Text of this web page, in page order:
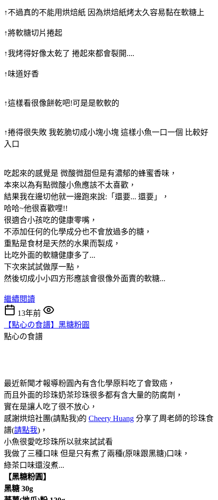
↑不過真的不能用烘焙紙 因為烘焙紙烤太久容易黏在軟糖上
↑將軟糖切片捲起
↑我烤得好像太乾了 捲起來都會裂開....
↑味道好香
↑這樣看很像餅乾吧!可是是軟軟的
↑捲得很失敗 我乾脆切成小塊小塊 這樣小魚一口一個 比較好
入口
吃起來的感覺是 微酸微甜但是有濃郁的蜂蜜香味，
本來以為有點微酸小魚應該不太喜歡，
結果我在邊切他就一邊跑來說:「還要... 還要」，
哈哈~他很喜歡哩!!
很適合小孩吃的健康零嘴，
不添加任何的化學成分也不會放過多的糖，
重點是食材是天然的水果而製成，
比吃外面的軟糖健康多了...
下次來試試做厚一點，
然後切成小小四方形應該會很像外面賣的軟糖...
繼續閱讀
13年前
【點心の食譜】黑糖粉圓
點心の食譜
最近新聞才報導粉圓內有含化學原料吃了會致癌，
而且外面的珍珠奶茶珍珠很多都有含大量的防腐劑，
實在是讓人吃了很不放心，
感謝烘焙社團(請點我)的 Cheery Huang 分享了周老師的珍珠食
譜(請點我)，
小魚很愛吃珍珠所以就來試試看
我做了三種口味 但是只有煮了兩種(原味跟黑糖)口味，
綠茶口味還沒煮...
【黑糖粉圓】
黑糖 30g